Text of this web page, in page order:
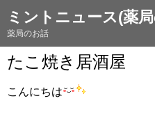
ミントニュース(薬局
薬局のお話
たこ焼き居酒屋
こんにちは